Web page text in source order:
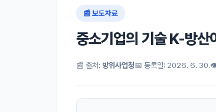
📰 보도자료
중소기업의 기술 K-방산
📰 출처: 방위사업청📅 등록일: 2026. 6. 30.